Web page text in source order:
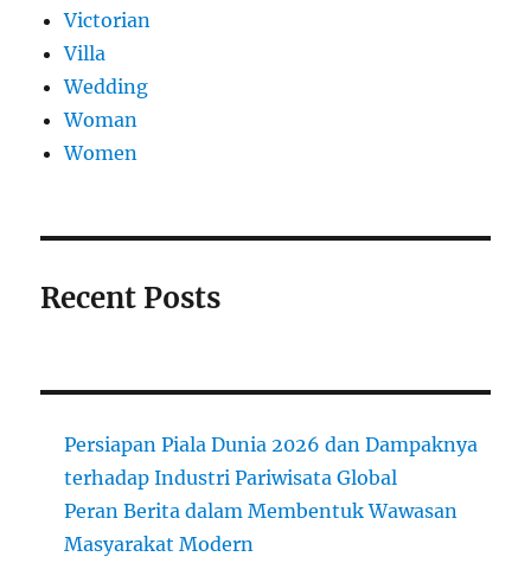
Victorian
Villa
Wedding
Woman
Women
Recent Posts
Persiapan Piala Dunia 2026 dan Dampaknya
terhadap Industri Pariwisata Global
Peran Berita dalam Membentuk Wawasan
Masyarakat Modern